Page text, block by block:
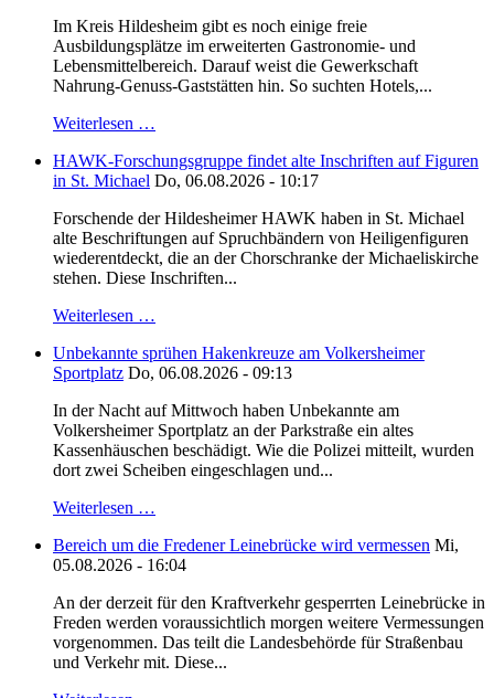
Im Kreis Hildesheim gibt es noch einige freie
Ausbildungsplätze im erweiterten Gastronomie- und
Lebensmittelbereich. Darauf weist die Gewerkschaft
Nahrung-Genuss-Gaststätten hin. So suchten Hotels,...
Weiterlesen …
HAWK-Forschungsgruppe findet alte Inschriften auf Figuren
in St. Michael Do, 06.08.2026 - 10:17
Forschende der Hildesheimer HAWK haben in St. Michael
alte Beschriftungen auf Spruchbändern von Heiligenfiguren
wiederentdeckt, die an der Chorschranke der Michaeliskirche
stehen. Diese Inschriften...
Weiterlesen …
Unbekannte sprühen Hakenkreuze am Volkersheimer
Sportplatz Do, 06.08.2026 - 09:13
In der Nacht auf Mittwoch haben Unbekannte am
Volkersheimer Sportplatz an der Parkstraße ein altes
Kassenhäuschen beschädigt. Wie die Polizei mitteilt, wurden
dort zwei Scheiben eingeschlagen und...
Weiterlesen …
Bereich um die Fredener Leinebrücke wird vermessen Mi,
05.08.2026 - 16:04
An der derzeit für den Kraftverkehr gesperrten Leinebrücke in
Freden werden voraussichtlich morgen weitere Vermessungen
vorgenommen. Das teilt die Landesbehörde für Straßenbau
und Verkehr mit. Diese...